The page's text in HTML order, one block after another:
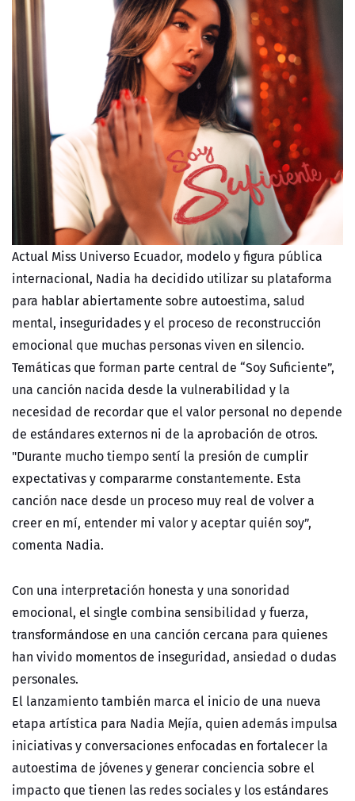
Actual Miss Universo Ecuador, modelo y figura pública
internacional, Nadia ha decidido utilizar su plataforma
para hablar abiertamente sobre autoestima, salud
mental, inseguridades y el proceso de reconstrucción
emocional que muchas personas viven en silencio.
Temáticas que forman parte central de “Soy Suficiente”,
una canción nacida desde la vulnerabilidad y la
necesidad de recordar que el valor personal no depende
de estándares externos ni de la aprobación de otros.
"Durante mucho tiempo sentí la presión de cumplir
expectativas y compararme constantemente. Esta
canción nace desde un proceso muy real de volver a
creer en mí, entender mi valor y aceptar quién soy”,
comenta Nadia.
Con una interpretación honesta y una sonoridad
emocional, el single combina sensibilidad y fuerza,
transformándose en una canción cercana para quienes
han vivido momentos de inseguridad, ansiedad o dudas
personales.
El lanzamiento también marca el inicio de una nueva
etapa artística para Nadia Mejía, quien además impulsa
iniciativas y conversaciones enfocadas en fortalecer la
autoestima de jóvenes y generar conciencia sobre el
impacto que tienen las redes sociales y los estándares